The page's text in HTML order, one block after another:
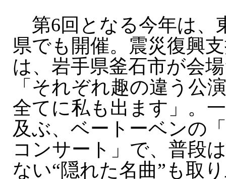
第6回となる今年は、
県でも開催。震災復興
は、岩手県釜石市が会
「それぞれ趣の違う公
全てに私も出ます」。
及ぶ、ベートーベンの
コンサート」で、普段
ない“隠れた名曲”も取